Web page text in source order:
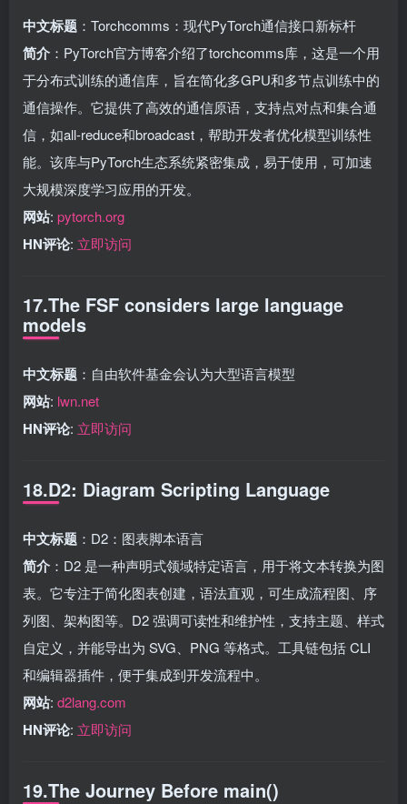
中文标题 ：Torchcomms：现代PyTorch通信接口新标杆
简介 ：PyTorch官方博客介绍了torchcomms库，这是一个用
于分布式训练的通信库，旨在简化多GPU和多节点训练中的
通信操作。它提供了高效的通信原语，支持点对点和集合通
信，如all-reduce和broadcast，帮助开发者优化模型训练性
能。该库与PyTorch生态系统紧密集成，易于使用，可加速
大规模深度学习应用的开发。
网站: pytorch.org
HN评论: 立即访问
17.The FSF considers large language
models
中文标题 ：自由软件基金会认为大型语言模型
网站: lwn.net
HN评论: 立即访问
18.D2: Diagram Scripting Language
中文标题 ：D2：图表脚本语言
简介 ：D2 是一种声明式领域特定语言，用于将文本转换为图
表。它专注于简化图表创建，语法直观，可生成流程图、序
列图、架构图等。D2 强调可读性和维护性，支持主题、样式
自定义，并能导出为 SVG、PNG 等格式。工具链包括 CLI
和编辑器插件，便于集成到开发流程中。
网站: d2lang.com
HN评论: 立即访问
19.The Journey Before main()